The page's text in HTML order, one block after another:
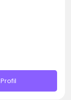
Profil